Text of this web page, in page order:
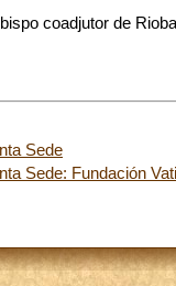
coadjutor de
Sede
Sede: Fundación